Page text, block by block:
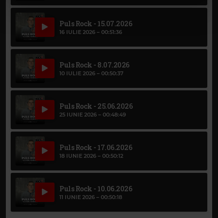
Puls Rock - 15.07.2026
16 IULIE 2026 – 00:51:36
Puls Rock - 8.07.2026
10 IULIE 2026 – 00:50:37
Puls Rock - 25.06.2026
25 IUNIE 2026 – 00:48:49
Puls Rock - 17.06.2026
18 IUNIE 2026 – 00:50:12
Puls Rock - 10.06.2026
11 IUNIE 2026 – 00:50:18